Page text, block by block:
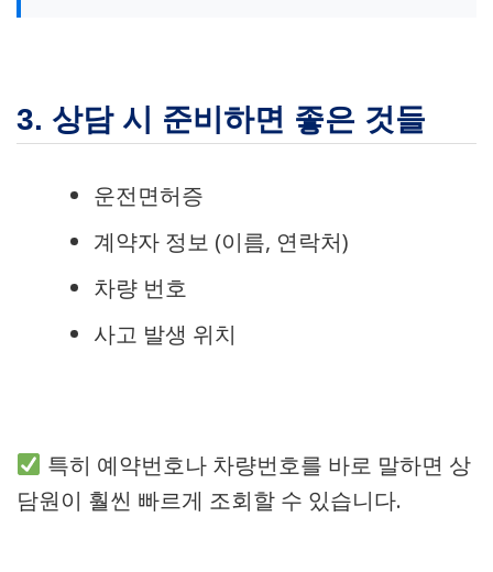
3. 상담 시 준비하면 좋은 것들
운전면허증
계약자 정보 (이름, 연락처)
차량 번호
사고 발생 위치
특히 예약번호나 차량번호를 바로 말하면 상
담원이 훨씬 빠르게 조회할 수 있습니다.